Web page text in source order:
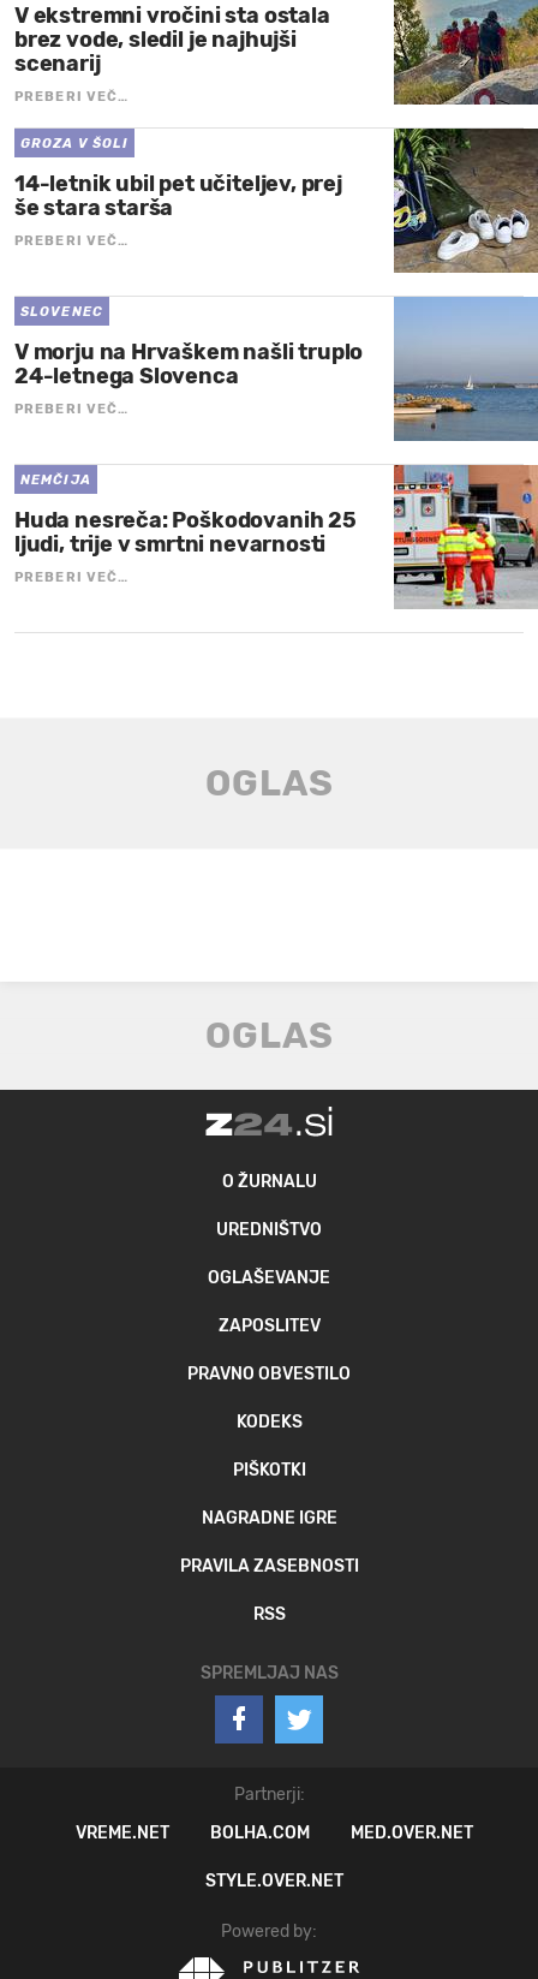
V ekstremni vročini sta ostala
brez vode, sledil je najhujši
scenarij
PREBERI VEČ…
GROZA V ŠOLI
14-letnik ubil pet učiteljev, prej
še stara starša
PREBERI VEČ…
SLOVENEC
V morju na Hrvaškem našli truplo
24-letnega Slovenca
PREBERI VEČ…
NEMČIJA
Huda nesreča: Poškodovanih 25
ljudi, trije v smrtni nevarnosti
PREBERI VEČ…
O ŽURNALU
UREDNIŠTVO
OGLAŠEVANJE
ZAPOSLITEV
PRAVNO OBVESTILO
KODEKS
PIŠKOTKI
NAGRADNE IGRE
PRAVILA ZASEBNOSTI
RSS
SPREMLJAJ NAS
Partnerji:
VREME.NET
BOLHA.COM MED.OVER.NET
STYLE.OVER.NET
Powered by: